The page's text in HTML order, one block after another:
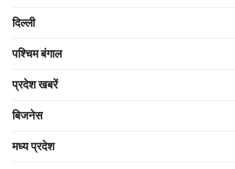
दिल्ली
पश्चिम बंगाल
प्रदेश खबरें
बिजनेस
मध्य प्रदेश